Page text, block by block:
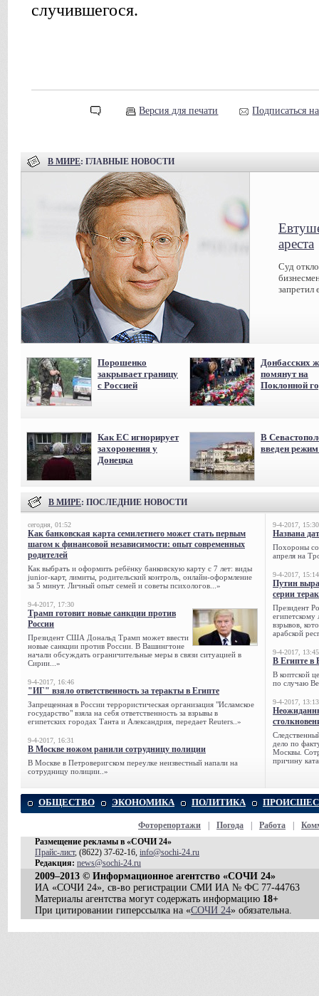
случившегося.
Версия для печати Подписаться
В МИРЕ: ГЛАВНЫЕ НОВОСТИ
ареста
Суд
запретил
Порошенко
закрывает границу
с Россией
Донбасских
помянут на
Поклонной
Как ЕС игнорирует
захоронения у
Донецка
В
введен
В МИРЕ: ПОСЛЕДНИЕ НОВОСТИ
сегодня, 01:52
Как банковская карта семилетнего может стать первым
шагом к финансовой независимости: опыт современных
родителей
Как выбрать и оформить ребёнку банковскую карту с 7 лет: виды
junior-карт, лимиты, родительский контроль, онлайн-оформление
за 5 минут. Личный опыт семей и советы психологов...»
9-4-2017, 17:30
Трамп готовит новые санкции против
России
Президент США Дональд Трамп может ввести
новые санкции против России. В Вашингтоне
начали обсуждать ограничительные меры в связи ситуацией в
Сирии...»
9-4-2017, 16:46
"ИГ" взяло ответственность за теракты в Египте
Запрещенная в России террористическая организация "Исламское
государство" взяла на себя ответственность за взрывы в
египетских городах Танта и Александрия, передает Reuters..»
9-4-2017, 16:31
В Москве ножом ранили сотрудницу полиции
В Москве в Петроверигском переулке неизвестный напали на
сотрудницу полиции..»
9-4-2017, 15:30
Названа
Похороны
апреля на
9-4-2017, 15:14
Путин
серии
Президент
египетскому
взрывов,
арабской
9-4-2017, 13:45
В Египте в
В коптской
по случаю
9-4-2017, 13:13
дело по
Москвы.
причину
ОБЩЕСТВО ЭКОНОМИКА ПОЛИТИКА
Фоторепортажи Погода Работа
Размещение рекламы в «СОЧИ 24»
Прайс-лист, (8622) 37-62-16, info@sochi-24.ru
Редакция: news@sochi-24.ru
2009–2013 © Информационное агентство «СОЧИ 24»
ИА «СОЧИ 24», св-во регистрации СМИ ИА № ФС 77-44763
Материалы агентства могут содержать информацию 18+
При цитировании гиперссылка на «СОЧИ 24» обязательна.